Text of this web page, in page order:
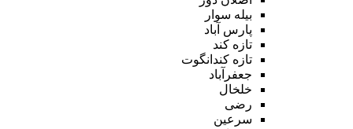
بیله سوار
پارس آباد
تازه کند
تازه کندانگوت
جعفرآباد
خلخال
رضی
سرعین